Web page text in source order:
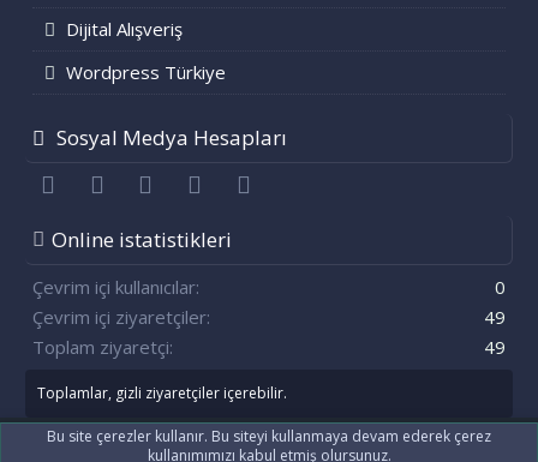
Dijital Alışveriş
Wordpress Türkiye
Sosyal Medya Hesapları
FacebookTwitter youtubeBize ulaşın
Online istatistikleri
Çevrim içi kullanıcılar
0
Çevrim içi ziyaretçiler
49
Toplam ziyaretçi
49
Toplamlar, gizli ziyaretçiler içerebilir.
Community platform by XenForo® © 2010-2021 XenForo Ltd.
Bu site çerezler kullanır. Bu siteyi kullanmaya devam ederek çerez
kullanımımızı kabul etmiş olursunuz.